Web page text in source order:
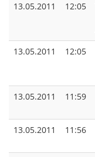
13.05.2011
12:05
13.05.2011
12:05
13.05.2011
11:59
13.05.2011
11:56